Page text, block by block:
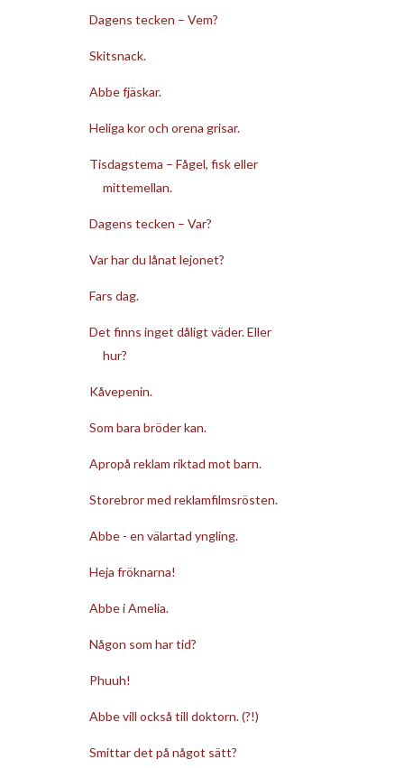
Dagens tecken – Vem?
Skitsnack.
Abbe fjäskar.
Heliga kor och orena grisar.
Tisdagstema – Fågel, fisk eller
mittemellan.
Dagens tecken – Var?
Var har du lånat lejonet?
Fars dag.
Det finns inget dåligt väder. Eller
hur?
Kåvepenin.
Som bara bröder kan.
Apropå reklam riktad mot barn.
Storebror med reklamfilmsrösten.
Abbe - en välartad yngling.
Heja fröknarna!
Abbe i Amelia.
Någon som har tid?
Phuuh!
Abbe vill också till doktorn. (?!)
Smittar det på något sätt?